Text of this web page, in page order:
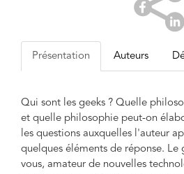
Présentation Auteurs
Qui sont les geeks ? Quelle
et quelle philosophie peut-on
les questions auxquelles l'auteur
quelques éléments de réponse. Le
vous, amateur de nouvelles